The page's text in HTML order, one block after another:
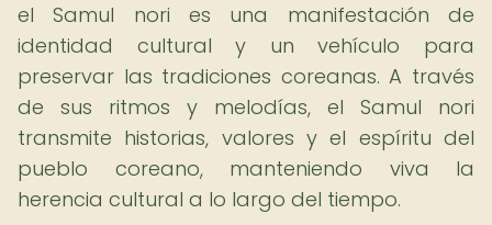
el Samul nori es una manifestación de
identidad cultural y un vehículo para
preservar las tradiciones coreanas. A través
de sus ritmos y melodías, el Samul nori
transmite historias, valores y el espíritu del
pueblo coreano, manteniendo viva la
herencia cultural a lo largo del tiempo.